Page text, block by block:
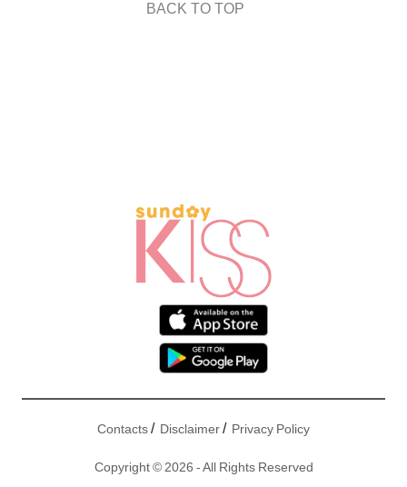
BACK TO TOP
Contacts/ Disclaimer/ Privacy Policy
Copyright © 2026 - All Rights Reserved